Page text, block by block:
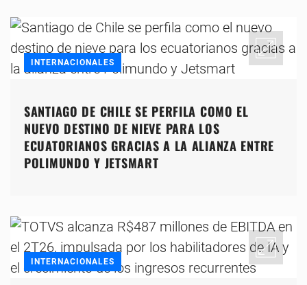
INTERNACIONALES
SANTIAGO DE CHILE SE PERFILA COMO EL
NUEVO DESTINO DE NIEVE PARA LOS
ECUATORIANOS GRACIAS A LA ALIANZA ENTRE
POLIMUNDO Y JETSMART
INTERNACIONALES